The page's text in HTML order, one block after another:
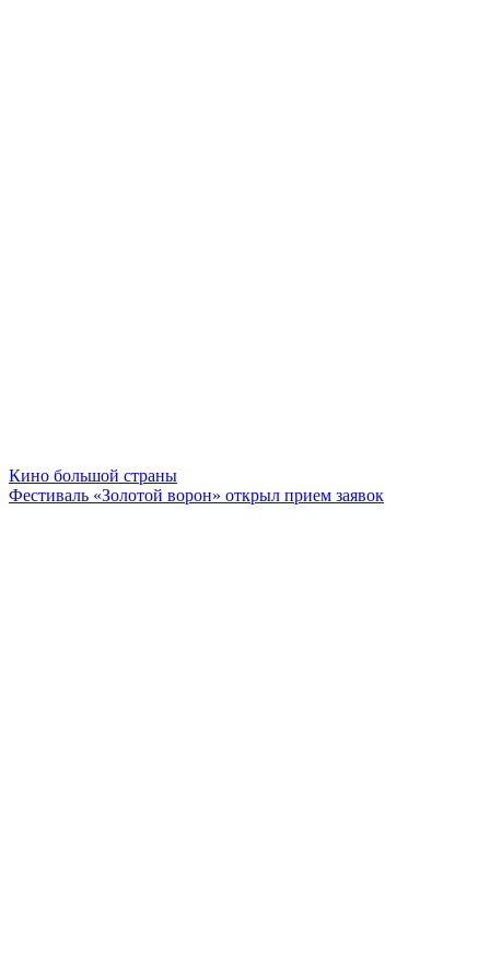
Кино большой страны
Фестиваль «Золотой ворон» открыл прием заявок